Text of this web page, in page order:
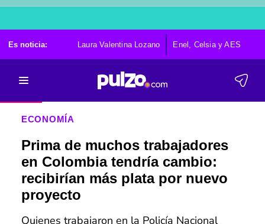
Es noticia: Laura Valentina Lozano Enel, Celsia y AES
ECONOMÍA
Prima de muchos trabajadores
en Colombia tendría cambio:
recibirían más plata por nuevo
proyecto
Quienes trabajaron en la Policía Nacional